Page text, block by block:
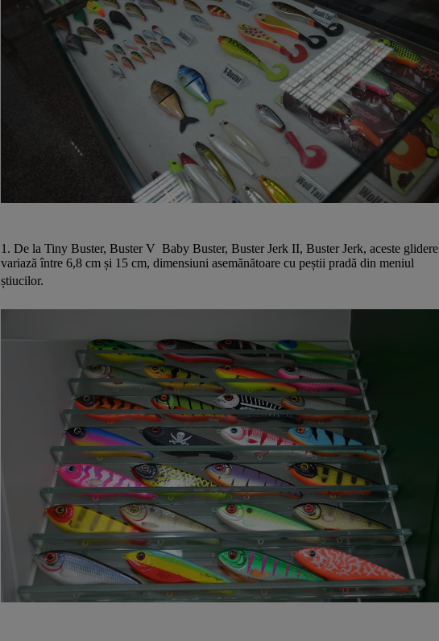
1. De la Tiny Buster, Buster V Baby Buster, Buster Jerk II, Buster Jerk, aceste glidere
variază între 6,8 cm și 15 cm, dimensiuni asemănătoare cu peștii pradă din meniul
știucilor.